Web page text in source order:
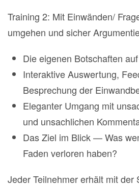
Training 2: Mit Einwänden/
umgehen und sicher
Die eigenen Botschaften
Interaktive Auswertung,
Besprechung der
Eleganter Umgang mit
und unsachlichen
Das Ziel im Blick — Was
Faden verloren haben?
Jeder Teilnehmer erhält mit der